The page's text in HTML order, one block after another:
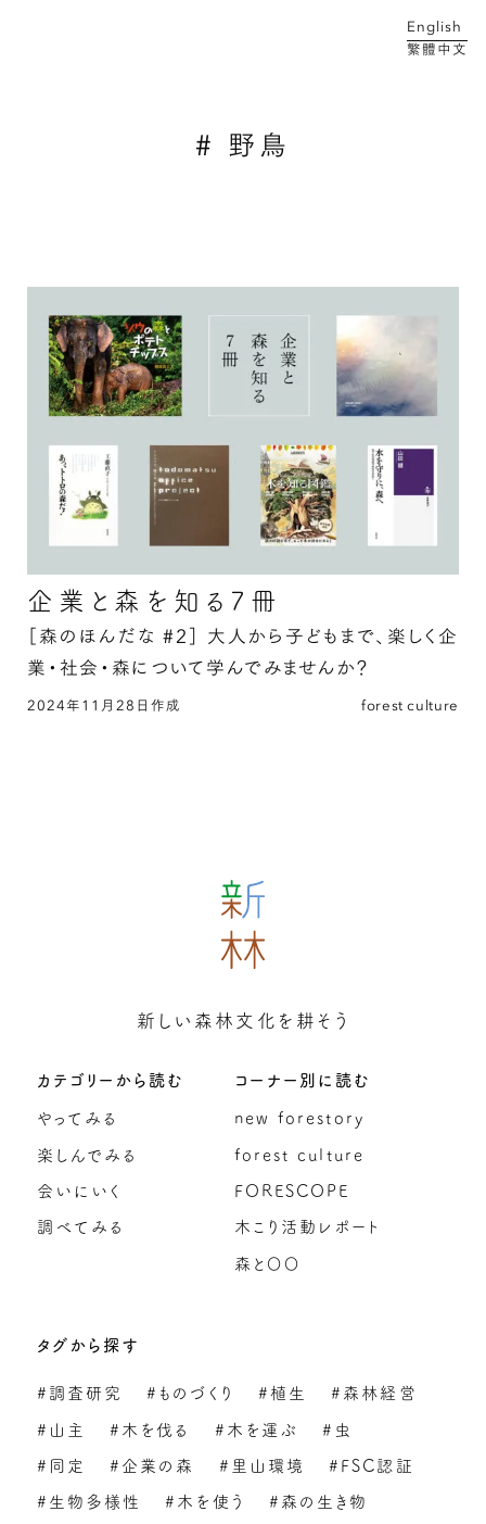
メイン コンテンツにスキップ
English
繁體中文
# 野鳥
企業と森を知る7冊
［森のほんだな #2］ 大人から子どもまで、楽しく企
業・社会・森について学んでみませんか？
2024年11月28日作成 forest culture
新しい森林文化を耕そう
カテゴリーから読む
やってみる
楽しんでみる
会いにいく
調べてみる
コーナー別に読む
new forestory
forest culture
FORESCOPE
木こり活動レポート
森と〇〇
タグから探す
#調査研究 #ものづくり #植生
#森林経営
#山主
#木を伐る #木を運ぶ
#虫
#同定
#企業の森 #里山環境
#FSC認証
#生物多様性
#木を使う
#森の生き物